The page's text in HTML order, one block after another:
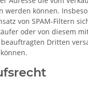
werden können.
von SPAM-Filtern
oder von diesem
Dritten